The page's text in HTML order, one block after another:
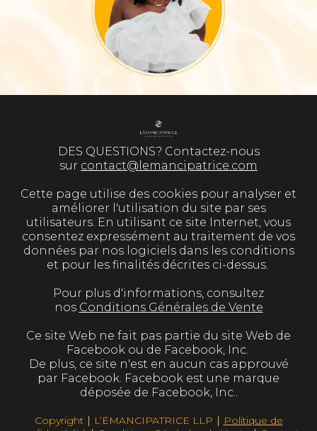
DES QUESTIONS? Contactez-nous
sur contact@lemancipatrice.com
Cette page utilise des cookies pour analyser et
améliorer l'utilisation du site par ses
utilisateurs. En utilisant ce site Internet, vous
consentez expressément au traitement de vos
données par nos logiciels dans les conditions
et pour les finalités décrites ci-dessus.
Pour plus d'informations, consultez
nos Conditions Générales de Vente
Ce site Web ne fait pas partie du site Web de
Facebook ou de Facebook, Inc.
De plus, ce site n'est en aucun cas approuvé
par Facebook. Facebook est une marque
déposée de Facebook, Inc..
Copyright ∣ L’ÉMANCIPATRICE LLP ∣ Politique de